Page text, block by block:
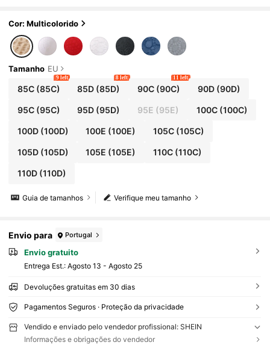
Cor: Multicolorido
Tamanho EU
85C(85C)
9 left
85D (85D)
8 left
90C(90C)
11 left
90D(90D)
95C(95C) 95D (95D) 95E (95E) 100C(100C)
100D(100D) 100E (100E) 105C(105C)
105D(105D) 105E (105E) 110C(110C)
110D(110D)
Verifique meu tamanho
Guia de tamanhos
Envio para Portugal
Envio gratuito
Entrega Est.: Agosto 13 - Agosto 25
Devoluções gratuitas em 30 dias
Pagamentos Seguros · Proteção da privacidade
Vendido e enviado pelo vendedor profissional: SHEIN
Informações e obrigações do vendedor